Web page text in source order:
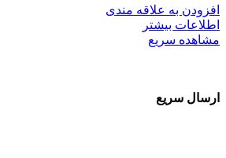
افزودن به علاقه مندی
اطلاعات بیشتر
مشاهده سریع
ارسال سریع